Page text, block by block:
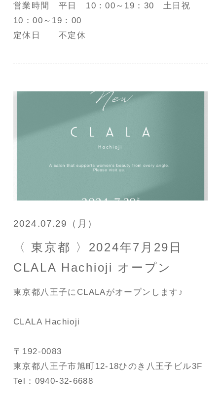
営業時間 平日 10：00～19：30 土日祝
10：00～19：00
定休日 不定休
2024.07.29（月）
〈 東京都 〉2024年7月29日
CLALA Hachioji オープン
東京都八王子にCLALAがオープンします♪
CLALA Hachioji
〒192-0083
東京都八王子市旭町12-18ひのき八王子ビル3F
Tel：0940-32-6688